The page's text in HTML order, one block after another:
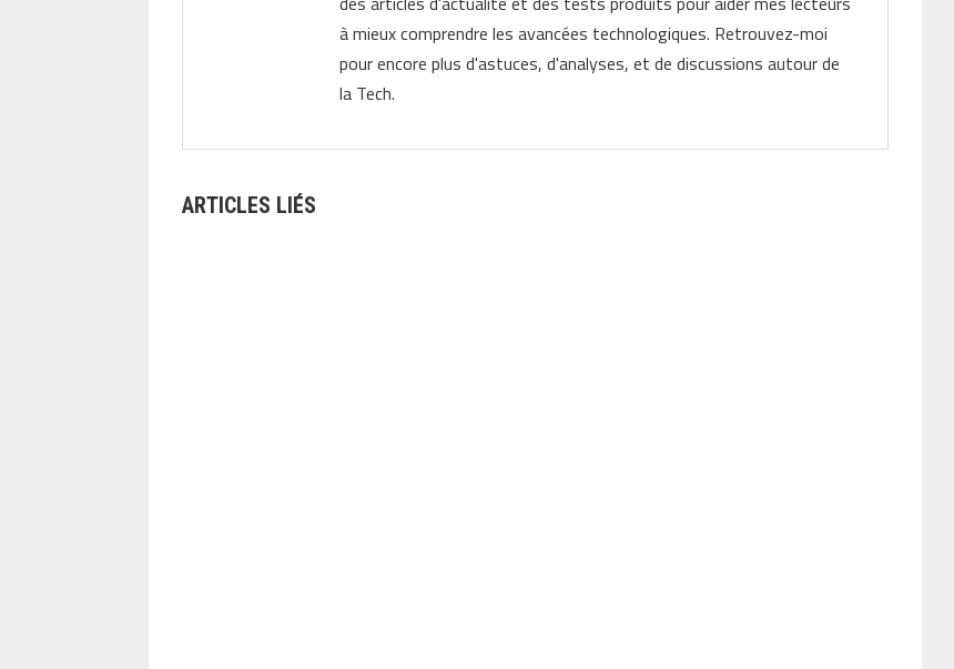
à mieux comprendre les avancées technologiques. Retrouvez-moi
pour encore plus d'astuces, d'analyses, et de discussions autour de
la Tech.
ARTICLES LIÉS